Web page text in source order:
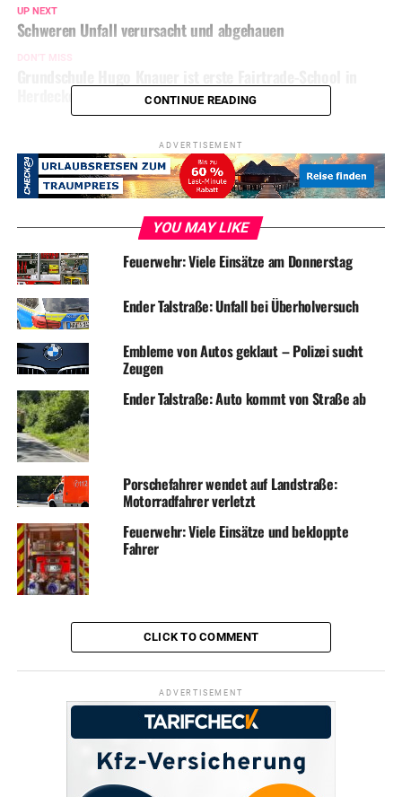
UP NEXT
Schweren Unfall verursacht und abgehauen
DON'T MISS
Herdecke
CONTINUE READING
ADVERTISEMENT
YOU MAY LIKE
Feuerwehr: Viele Einsätze am Donnerstag
Ender Talstraße: Unfall bei Überholversuch
Embleme von Autos geklaut – Polizei sucht
Zeugen
Ender Talstraße: Auto kommt von Straße ab
Porschefahrer wendet auf Landstraße:
Motorradfahrer verletzt
Feuerwehr: Viele Einsätze und bekloppte
Fahrer
CLICK TO COMMENT
ADVERTISEMENT